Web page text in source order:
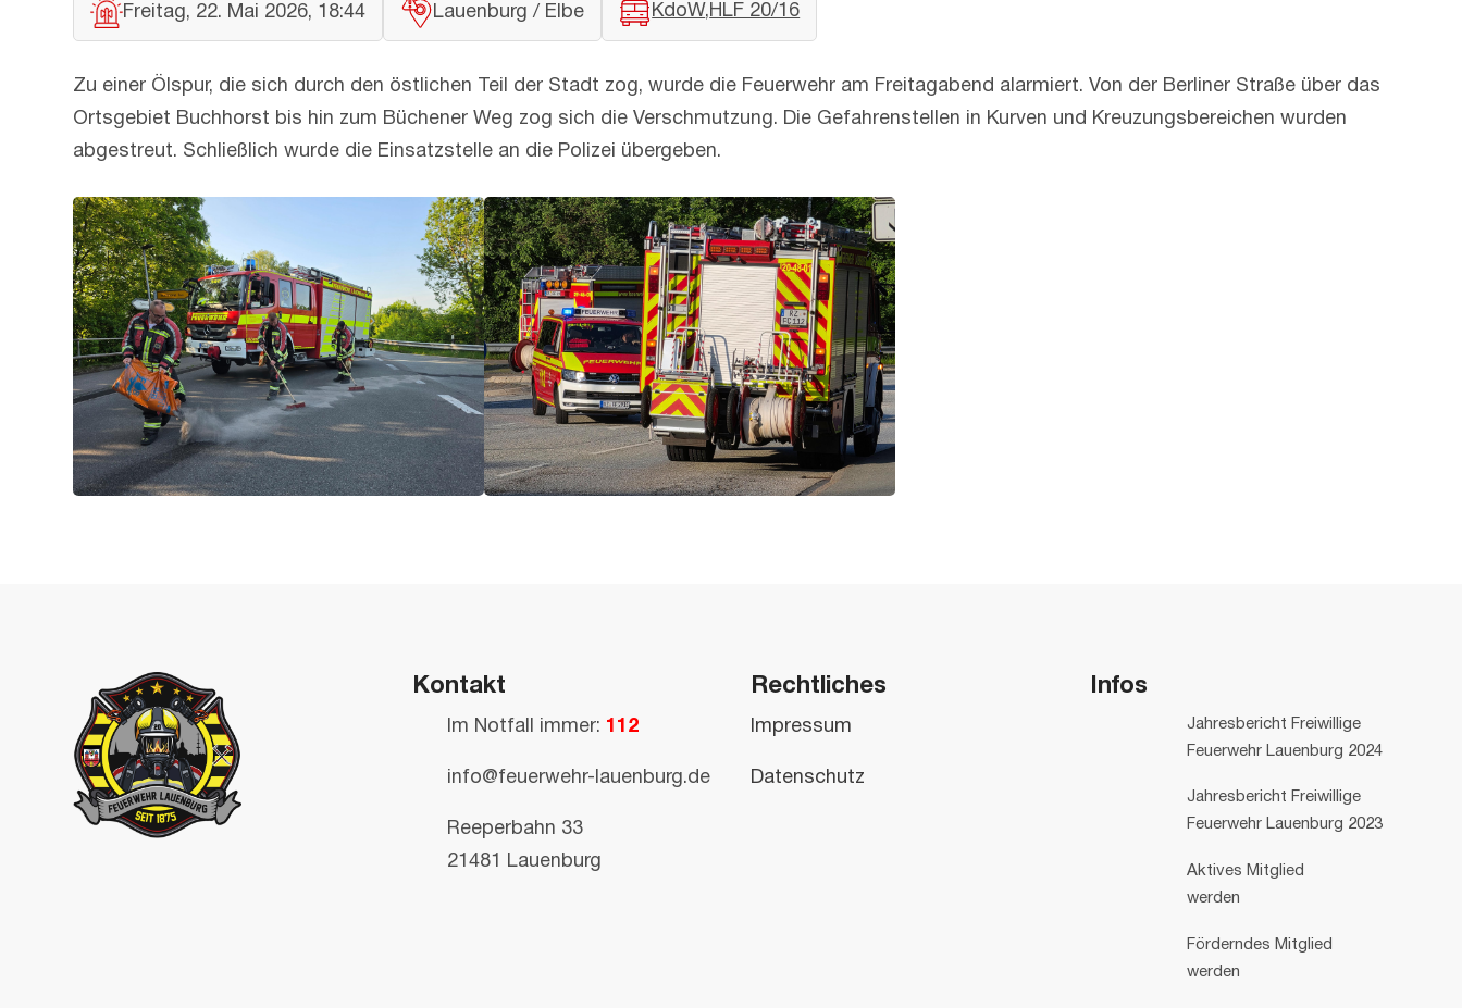
Freitag, 22. Mai 2026, 18:44 Lauenburg / Elbe KdoW HLF 20/16
Zu einer Ölspur, die sich durch den östlichen Teil der Stadt zog, wurde die Feuerwehr am Freitagabend alarmiert. Von der Berliner Straße über das
Ortsgebiet Buchhorst bis hin zum Büchener Weg zog sich die Verschmutzung. Die Gefahrenstellen in Kurven und Kreuzungsbereichen wurden
abgestreut. Schließlich wurde die Einsatzstelle an die Polizei übergeben.
Kontakt
Im Notfall immer: 112
info@feuerwehr-lauenburg.de
Reeperbahn 33
21481 Lauenburg
Rechtliches
Impressum
Datenschutz
Infos
Jahresbericht Freiwillige
Feuerwehr Lauenburg 2024
Jahresbericht Freiwillige
Feuerwehr Lauenburg 2023
Aktives Mitglied
werden
Förderndes Mitglied
werden